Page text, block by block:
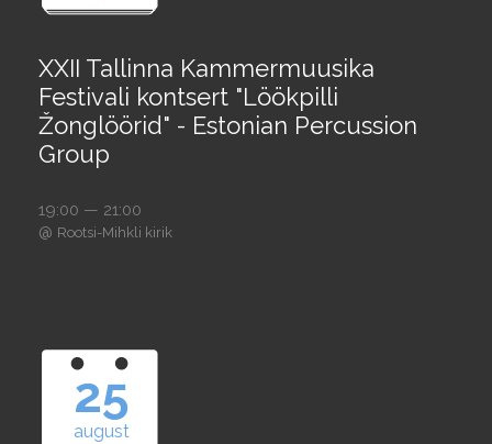
XXII Tallinna Kammermuusika
Festivali kontsert "Löökpilli
Žonglöörid" - Estonian Percussion
Group
19:00 — 21:00
@ Rootsi-Mihkli kirik
25
august